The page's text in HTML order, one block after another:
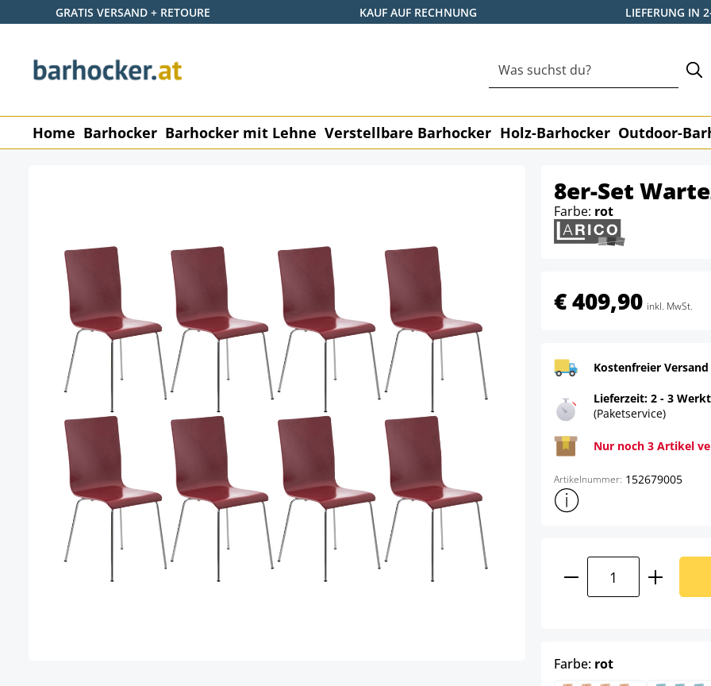
Hauptinhalt springen
Zur Suche springen
Zur Hauptnavigation springen
GRATIS VERSAND + RETOURE KAUF AUF RECHNUNG LIEFERUNG IN
Home Barhocker Barhocker mit Lehne Verstellbare Barhocker Holz-Barhocker Outdoor-
8er-Set
Farbe: rot
€ 409,90 inkl. MwSt.
Kostenfreier
Lieferzeit: 2 - 3
(Paketservice)
Nur noch 3 Artikel
Artikelnummer: 152679005
Weitere
Produkt Anzahl:
Farbe: rotauswählen